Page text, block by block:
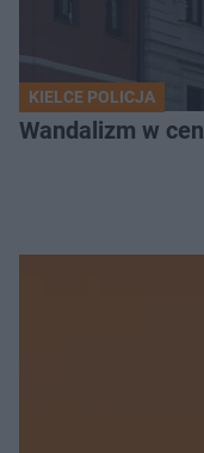
KIELCE POLICJA
Wandalizm w